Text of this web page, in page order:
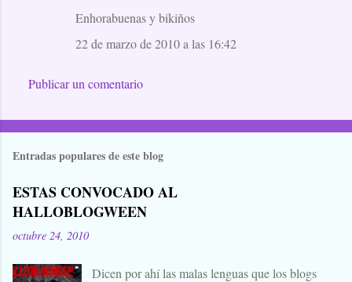
Enhorabuenas y bikiños
22 de marzo de 2010 a las 16:42
Publicar un comentario
Entradas populares de este blog
ESTAS CONVOCADO AL
HALLOBLOGWEEN
octubre 24, 2010
Dicen por ahí las malas lenguas que los blogs